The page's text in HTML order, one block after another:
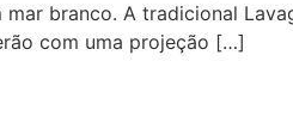
mar branco. A tradicional
com uma projeção […]